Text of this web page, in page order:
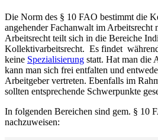
Die Norm des § 10 FAO bestimmt die
angehender Fachanwalt im Arbeitsrecht
Arbeitsrecht teilt sich in die Bereiche
Kollektivarbeitsrecht. Es findet
keine Spezialisierung statt. Hat man die
kann man sich frei entfalten und
Arbeitgeber vertreten. Ebenfalls im
sollten entsprechende Schwerpunkte
In folgenden Bereichen sind gem. § 10
nachzuweisen: